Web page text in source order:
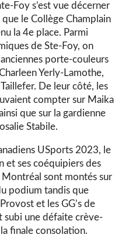
Foy s’est vue décerner
que le Collège Champlain
la 4e place. Parmi
de Ste-Foy, on
porte-couleurs
Yerly-Lamothe,
De leur côté, les
compter sur Maika
que sur la gardienne
Stabile.
USports 2023, le
et ses coéquipiers des
Montréal sont montés sur
podium tandis que
et les GG’s de
subi une défaite crève-
finale consolation.